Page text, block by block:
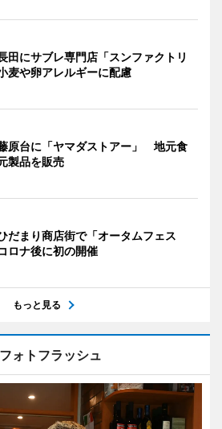
田にサブレ専門店「スンファクトリ
や卵アレルギーに配慮
原台に「ヤマダストアー」 地元食
製品を販売
だまり商店街で「オータムフェス
ナ後に初の開催
もっと見る
フォトフラッシュ